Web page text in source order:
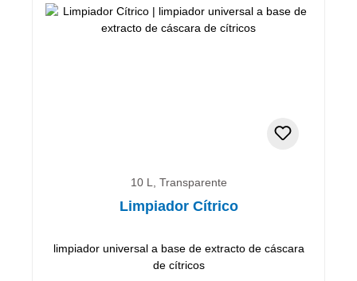
10 L, Transparente
Limpiador Cítrico
limpiador universal a base de extracto de cáscara
de cítricos